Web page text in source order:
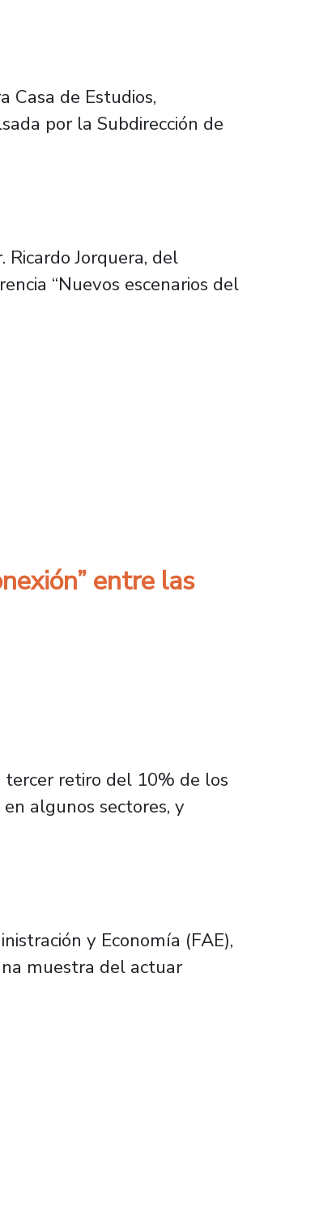
Casa de Estudios,
por la Subdirección de
Ricardo Jorquera, del
“Nuevos escenarios del
organizacional
entre las
retiro del 10% de los
algunos sectores, y
y Economía (FAE),
muestra del actuar
las elites y la ciudadanía por